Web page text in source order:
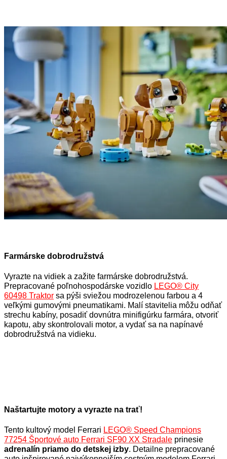
Farmárske dobrodružstvá
Vyrazte na vidiek a zažite farmárske dobrodružstvá.
Prepracované poľnohospodárske vozidlo LEGO® City
60498 Traktor sa pýši sviežou modrozelenou farbou a 4
veľkými gumovými pneumatikami. Malí stavitelia môžu odňať
strechu kabíny, posadiť dovnútra minifigúrku farmára, otvoriť
kapotu, aby skontrolovali motor, a vydať sa na napínavé
dobrodružstvá na vidieku.
Naštartujte motory a vyrazte na trať!
Tento kultový model Ferrari LEGO® Speed Champions
77254 Športové auto Ferrari SF90 XX Stradale prinesie
adrenalín priamo do detskej izby. Detailne prepracované